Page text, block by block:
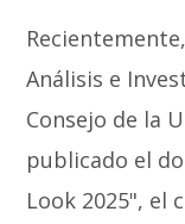
Análisis e
Consejo de la
publicado el
Look 2025", el